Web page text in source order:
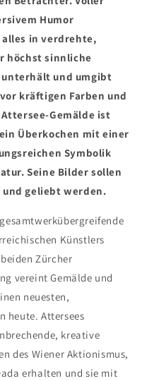
Humor
in verdrehte,
höchst sinnliche
unterhält und umgibt
kräftigen Farben und
Gemälde ist
Überkochen mit einer
Symbolik
Seine Bilder sollen
und geliebt werden.
Künstlers
Zürcher
vereint Gemälde und
neuesten,
heute. Attersees
kreative
des Wiener Aktionismus,
erhalten und sie mit